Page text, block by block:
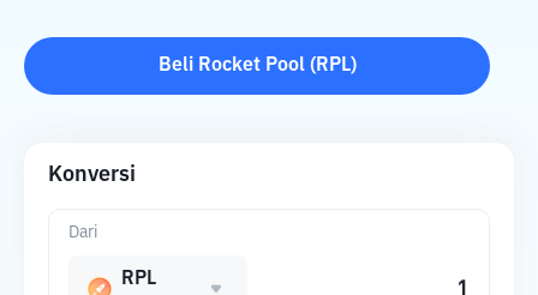
Beli Rocket Pool( RPL)
Konversi
Dari
RPL